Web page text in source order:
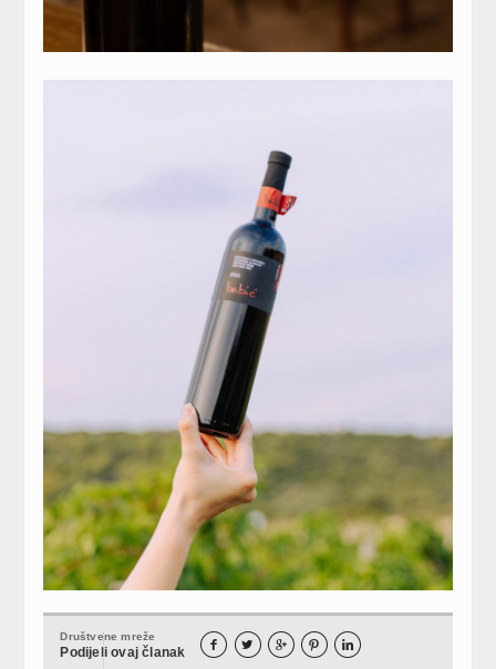
Društvene mreže
Podijeli ovaj članak     